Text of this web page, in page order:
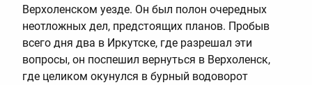
Верхоленском уезде. Он был полон очередных
неотложных дел, предстоящих планов. Пробыв
всего дня два в Иркутске, где разрешал эти
вопросы, он поспешил вернуться в Верхоленск,
где целиком окунулся в бурный водоворот